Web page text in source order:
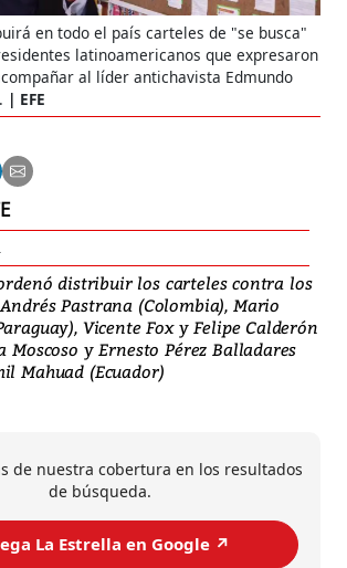
en todo el país carteles de "se busca"
latinoamericanos que expresaron
al líder antichavista Edmundo
EFE
distribuir los carteles contra los
Pastrana (Colombia), Mario
Vicente Fox y Felipe Calderón
Moscoso y Ernesto Pérez Balladares
Mahuad (Ecuador)
de nuestra cobertura en los resultados
de búsqueda.
La Estrella en Google ↗️